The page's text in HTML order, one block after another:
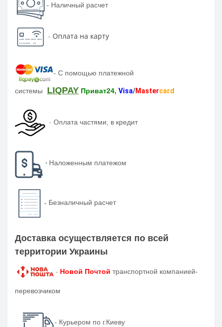
- Наличный расчет
- Оплата на карту
- С помощью платежной
системы LIQPAY Приват24, Visa/Mastercard
- Оплата частями, в кредит
- Наложенным платежом
- Безналичный расчет
Доставка осуществляется по всей
территории Украины
- Новой Почтой транспортной компанией-
перевозчиком
- Курьером по г.Киеву